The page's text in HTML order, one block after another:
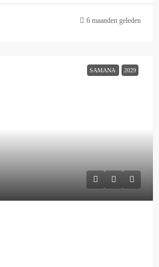
6 maanden geleden
SAMANA 2029